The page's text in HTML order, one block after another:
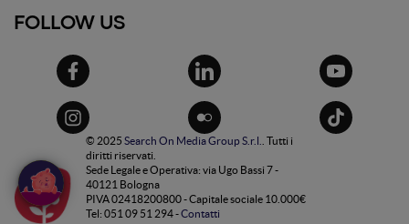
FOLLOW US
© 2025 Search On Media Group S.r.l.
. Tutti i
diritti riservati.
Sede Legale e Operativa: via Ugo Bassi 7 -
40121 Bologna
PIVA 02418200800 - Capitale sociale 10.000€
Tel: 051 09 51 294 -Contatti